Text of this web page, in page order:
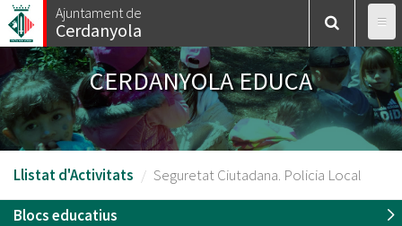
Vés
al
contingut
Ajuntament de
Cerdanyola
CERDANYOLA EDUCA
Llistat d'Activitats Seguretat Ciutadana. Policia Local
Blocs educatius